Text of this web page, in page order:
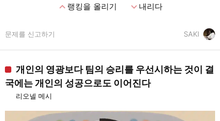
expand_less랭킹을 올리기 expand_more내리다
SAKI
문제를 신고하기
개인의 영광보다 팀의 승리를 우선시하는 것이 결
국에는 개인의 성공으로도 이어진다
리오넬 메시